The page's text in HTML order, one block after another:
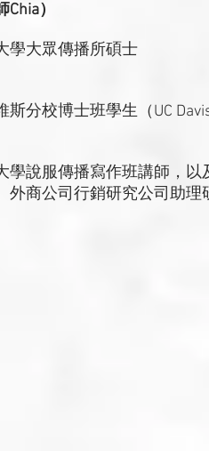
）
學大眾傳播所碩士
斯分校博士班學生（UC
學說服傳播寫作班講師，
外商公司行銷研究公司助理